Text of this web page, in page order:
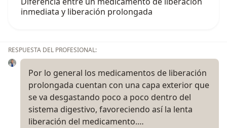
inmediata y liberación prolongada
RESPUESTA DEL PROFESIONAL:
Por lo general los medicamentos de liberación
prolongada cuentan con una capa exterior que
se va desgastando poco a poco dentro del
sistema digestivo, favoreciendo así la lenta
liberación del medicamento.…